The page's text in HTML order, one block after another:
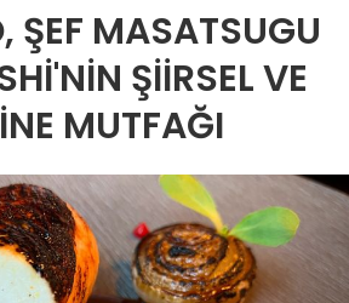
ŞEF MASATSUGU
ŞIIRSEL VE
MUTFAĞI